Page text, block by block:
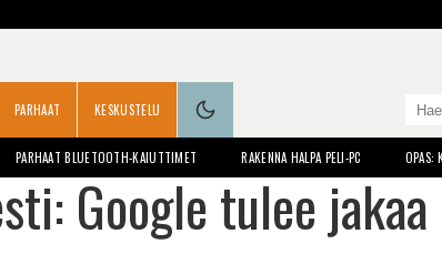
PARHAAT KESKUSTELU
PARHAAT BLUETOOTH-KAIUTTIMET RAKENNA HALPA PELI-PC OPAS:
Google tulee